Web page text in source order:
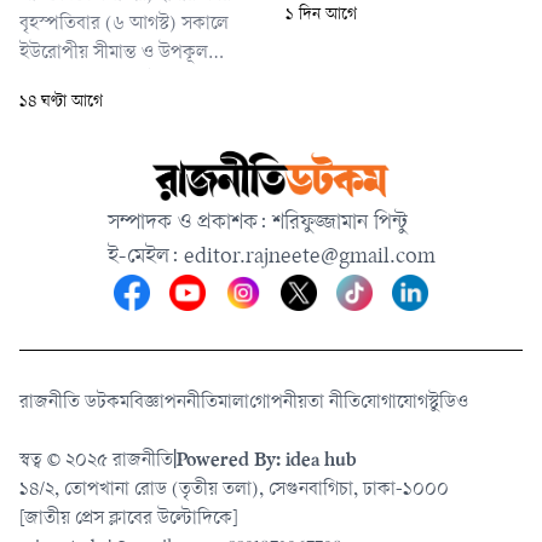
বৃহস্পতিবার (৬ আগস্ট) সকালে
ইউরোপীয় সীমান্ত ও উপকূল
বিমান ক্রিটের দক্ষিণ-পূর্বাঞ্চলীয়
অভিবাসীবাহী একটি নৌকার সন্ধান
পায়। খবর পেয়ে গ্রিক কোস্ট গার্ড ও
স্থানীয় একটি মাছ ধরার ট্রলার যৌথ
অভিযান চালিয়ে
১৪ ঘণ্টা আগে
১ দিন আগে
সম্পাদক ও প্রকাশক: শরিফুজ্জামান পিন্টু
ই-মেইল: editor.rajneete@gmail.com
রাজনীতি ডটকমবিজ্ঞাপননীতিমালাগোপনীয়তা নীতিযোগাযোগস্টুডিও
স্বত্ব © ২০২৫ রাজনীতিPowered By: idea hub
১৪/২, তোপখানা রোড (তৃতীয় তলা), সেগুনবাগিচা, ঢাকা-১০০০
[জাতীয় প্রেস ক্লাবের উল্টোদিকে]